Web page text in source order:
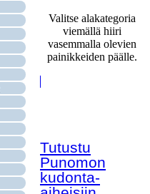
Valitse alakategoria
viemällä hiiri
vasemmalla olevien
painikkeiden päälle.
Tutustu
Punomon
kudonta-